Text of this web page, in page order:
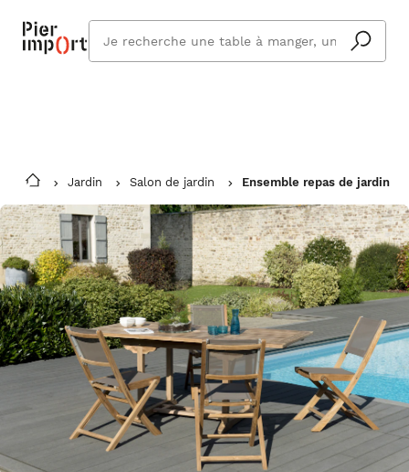
Vous êtes absent ? Pier Import s'adapte
et vous livre à votre retour.
En savoir plus
cherchez
vous ?
Jardin Salon de jardin Ensemble repas de jardin